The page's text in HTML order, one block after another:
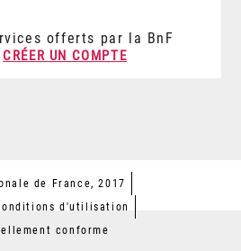
offerts par la BnF
CRÉER UN COMPTE
de France, 2017
d'utilisation
conforme